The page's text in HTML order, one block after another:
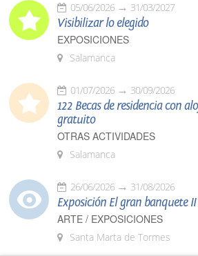
05/06/2026 31/03/2027
Visibilizar lo elegido
EXPOSICIONES
Salamanca
01/07/2026 30/09/2026
122 Becas de residencia con
gratuito
OTRAS ACTIVIDADES
Salamanca
26/06/2026 31/08/2026
Exposición El gran banquete II
ARTE / EXPOSICIONES
Santa Marta de Tormes